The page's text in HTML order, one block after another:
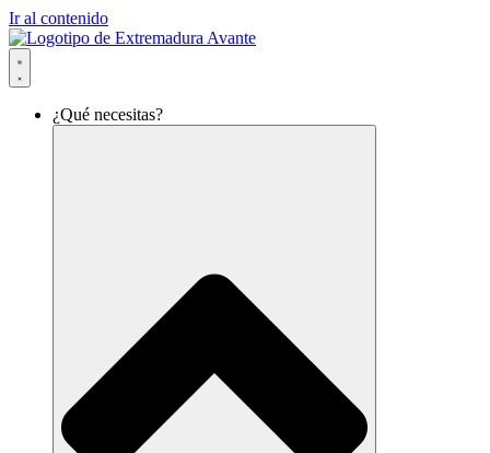
Ir al contenido
¿Qué necesitas?